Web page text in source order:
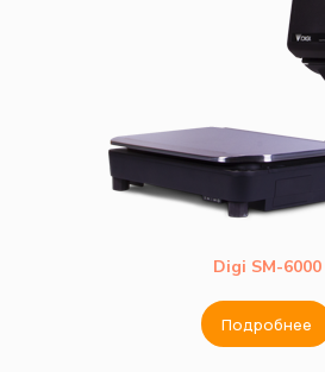
Digi SM-6000
Подробнее